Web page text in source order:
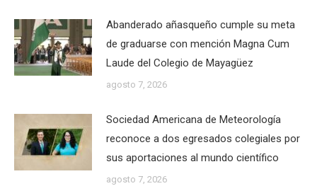
Abanderado añasqueño cumple su meta
de graduarse con mención Magna Cum
Laude del Colegio de Mayagüez
agosto 7, 2026
Sociedad Americana de Meteorología
reconoce a dos egresados colegiales por
sus aportaciones al mundo científico
agosto 7, 2026